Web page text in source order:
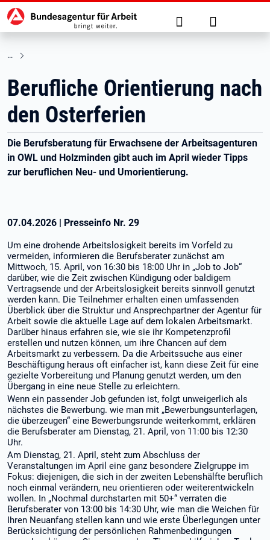
zu den Hauptinhalten springen
Hauptnavigation Suche Anmelden
Berufliche Orientierung nach
den Osterferien
Die Berufsberatung für Erwachsene der Arbeitsagenturen
in OWL und Holzminden gibt auch im April wieder Tipps
zur beruflichen Neu- und Umorientierung.
07.04.2026 | Presseinfo Nr. 29
Um eine drohende Arbeitslosigkeit bereits im Vorfeld zu
vermeiden, informieren die Berufsberater zunächst am
Mittwoch, 15. April, von 16:30 bis 18:00 Uhr in „Job to Job“
darüber, wie die Zeit zwischen Kündigung oder baldigem
Vertragsende und der Arbeitslosigkeit bereits sinnvoll genutzt
werden kann. Die Teilnehmer erhalten einen umfassenden
Überblick über die Struktur und Ansprechpartner der Agentur für
Arbeit sowie die aktuelle Lage auf dem lokalen Arbeitsmarkt.
Darüber hinaus erfahren sie, wie sie ihr Kompetenzprofil
erstellen und nutzen können, um ihre Chancen auf dem
Arbeitsmarkt zu verbessern. Da die Arbeitssuche aus einer
Beschäftigung heraus oft einfacher ist, kann diese Zeit für eine
gezielte Vorbereitung und Planung genutzt werden, um den
Übergang in eine neue Stelle zu erleichtern.
Wenn ein passender Job gefunden ist, folgt unweigerlich als
nächstes die Bewerbung. wie man mit „Bewerbungsunterlagen,
die überzeugen“ eine Bewerbungsrunde weiterkommt, erklären
die Berufsberater am Dienstag, 21. April, von 11:00 bis 12:30
Uhr.
Am Dienstag, 21. April, steht zum Abschluss der
Veranstaltungen im April eine ganz besondere Zielgruppe im
Fokus: diejenigen, die sich in der zweiten Lebenshälfte beruflich
noch einmal verändern, neu orientieren oder weiterentwickeln
wollen. In „Nochmal durchstarten mit 50+“ verraten die
Berufsberater von 13:00 bis 14:30 Uhr, wie man die Weichen für
Ihren Neuanfang stellen kann und wie erste Überlegungen unter
Berücksichtigung der persönlichen Rahmenbedingungen